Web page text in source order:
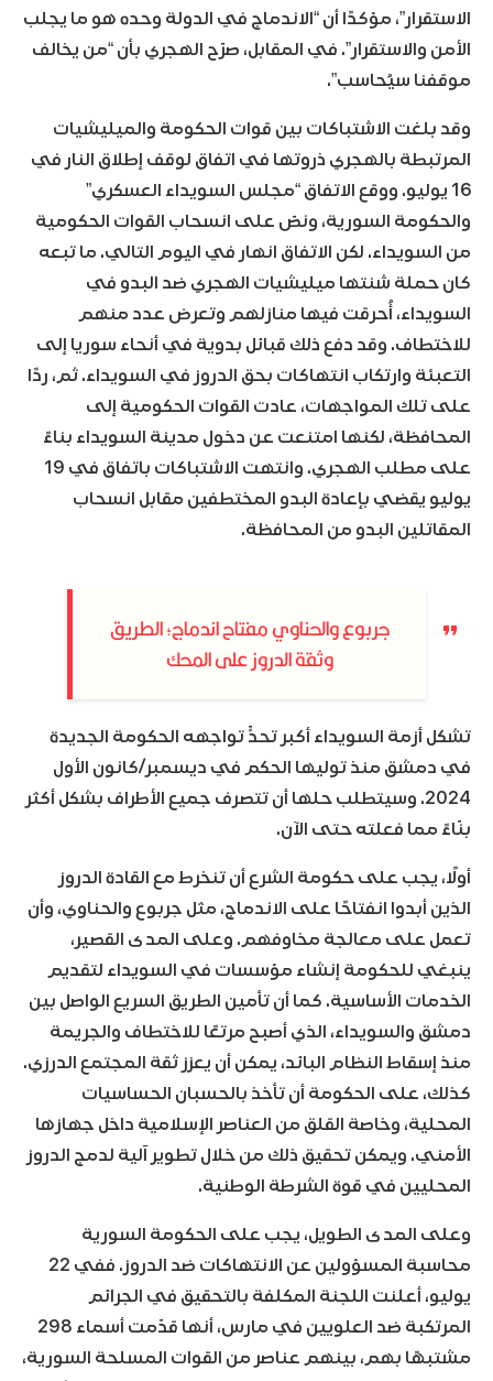
الاستقرار”، مؤكدًا أن “الاندماج في الدولة وحده هو ما يجلب
الأمن والاستقرار”. في المقابل، صرّح الهجري بأن “من يخالف
موقفنا سيُحاسب”.
وقد بلغت الاشتباكات بين قوات الحكومة والميليشيات
المرتبطة بالهجري ذروتها في اتفاق لوقف إطلاق النار في
16 يوليو. ووقع الاتفاق “مجلس السويداء العسكري”
والحكومة السورية، ونصّ على انسحاب القوات الحكومية
من السويداء. لكن الاتفاق انهار في اليوم التالي. ما تبعه
كان حملة شنتها ميليشيات الهجري ضد البدو في
السويداء، أُحرقت فيها منازلهم وتعرض عدد منهم
للاختطاف. وقد دفع ذلك قبائل بدوية في أنحاء سوريا إلى
التعبئة وارتكاب انتهاكات بحق الدروز في السويداء. ثم، ردًا
على تلك المواجهات، عادت القوات الحكومية إلى
المحافظة، لكنها امتنعت عن دخول مدينة السويداء بناءً
على مطلب الهجري. وانتهت الاشتباكات باتفاق في 19
يوليو يقضي بإعادة البدو المختطفين مقابل انسحاب
المقاتلين البدو من المحافظة.
جربوع والحناوي مفتاح اندماج؛ الطريق
وثقة الدروز على المحك
تشكل أزمة السويداء أكبر تحدٍّ تواجهه الحكومة الجديدة
في دمشق منذ توليها الحكم في ديسمبر/كانون الأول
2024. وسيتطلب حلها أن تتصرف جميع الأطراف بشكل أكثر
بنّاءً مما فعلته حتى الآن.
أولًا، يجب على حكومة الشرع أن تنخرط مع القادة الدروز
الذين أبدوا انفتاحًا على الاندماج، مثل جربوع والحناوي، وأن
تعمل على معالجة مخاوفهم. وعلى المدى القصير،
ينبغي للحكومة إنشاء مؤسسات في السويداء لتقديم
الخدمات الأساسية. كما أن تأمين الطريق السريع الواصل بين
دمشق والسويداء، الذي أصبح مرتعًا للاختطاف والجريمة
منذ إسقاط النظام البائد، يمكن أن يعزز ثقة المجتمع الدرزي.
كذلك، على الحكومة أن تأخذ بالحسبان الحساسيات
المحلية، وخاصة القلق من العناصر الإسلامية داخل جهازها
الأمني. ويمكن تحقيق ذلك من خلال تطوير آلية لدمج الدروز
المحليين في قوة الشرطة الوطنية.
وعلى المدى الطويل، يجب على الحكومة السورية
محاسبة المسؤولين عن الانتهاكات ضد الدروز. ففي 22
يوليو، أعلنت اللجنة المكلفة بالتحقيق في الجرائم
المرتكبة ضد العلويين في مارس، أنها قدّمت أسماء 298
مشتبهًا بهم، بينهم عناصر من القوات المسلحة السورية،